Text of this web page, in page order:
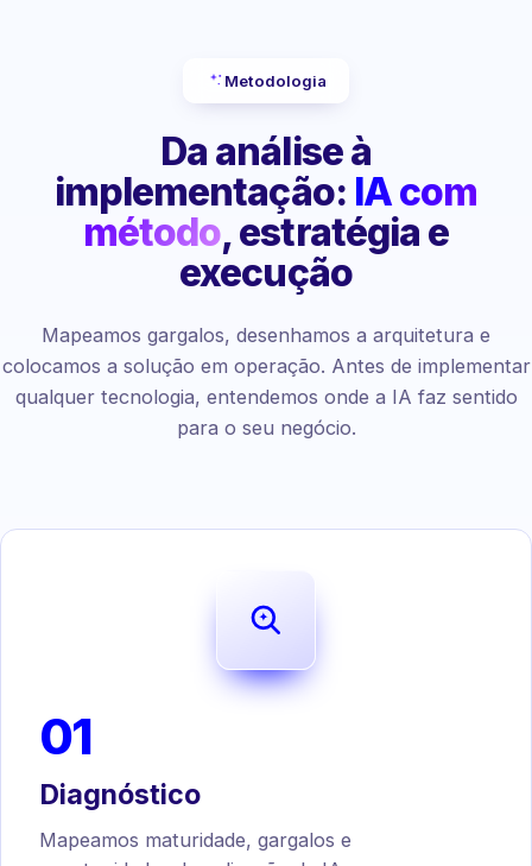
Metodologia
Da análise à
implementação: IA com
método, estratégia e
execução
Mapeamos gargalos, desenhamos a arquitetura e
colocamos a solução em operação. Antes de implementar
qualquer tecnologia, entendemos onde a IA faz sentido
para o seu negócio.
01
Diagnóstico
Mapeamos maturidade, gargalos e